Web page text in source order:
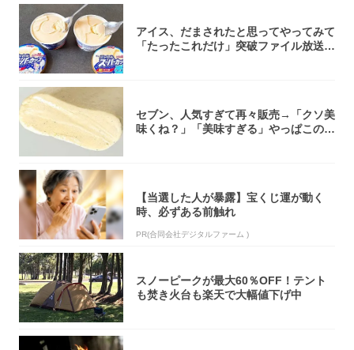
アイス、だまされたと思ってやってみて
「たったこれだけ」突破ファイル放送で
セブン、人気すぎて再々販売→「クソ美
味くね？」「美味すぎる」やっぱこのク
【当選した人が暴露】宝くじ運が動く
時、必ずある前触れ
PR(合同会社デジタルファーム )
スノーピークが最大60％OFF！テント
も焚き火台も楽天で大幅値下げ中